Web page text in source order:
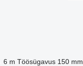
6 m Töösügavus 150 mm